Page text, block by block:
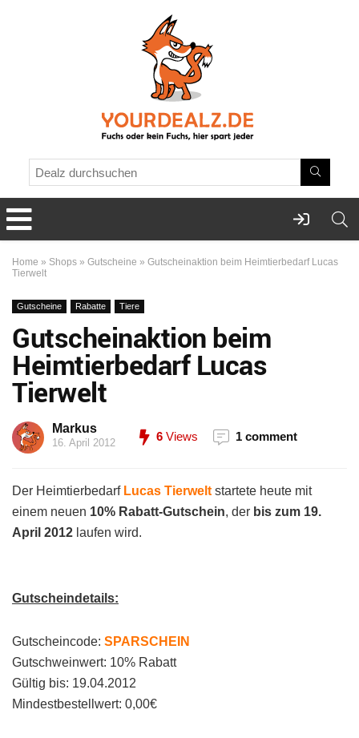
Home » Shops » Gutscheine » Gutscheinaktion beim Heimtierbedarf Lucas
Tierwelt
Gutscheine Rabatte Tiere
Gutscheinaktion beim
Heimtierbedarf Lucas
Tierwelt
Markus
16. April 2012 6 Views 1 comment
Der Heimtierbedarf Lucas Tierwelt startete heute mit
einem neuen 10% Rabatt-Gutschein, der bis zum 19.
April 2012 laufen wird.
Gutscheindetails:
Gutscheincode: SPARSCHEIN
Gutschweinwert: 10% Rabatt
Gültig bis: 19.04.2012
Mindestbestellwert: 0,00€